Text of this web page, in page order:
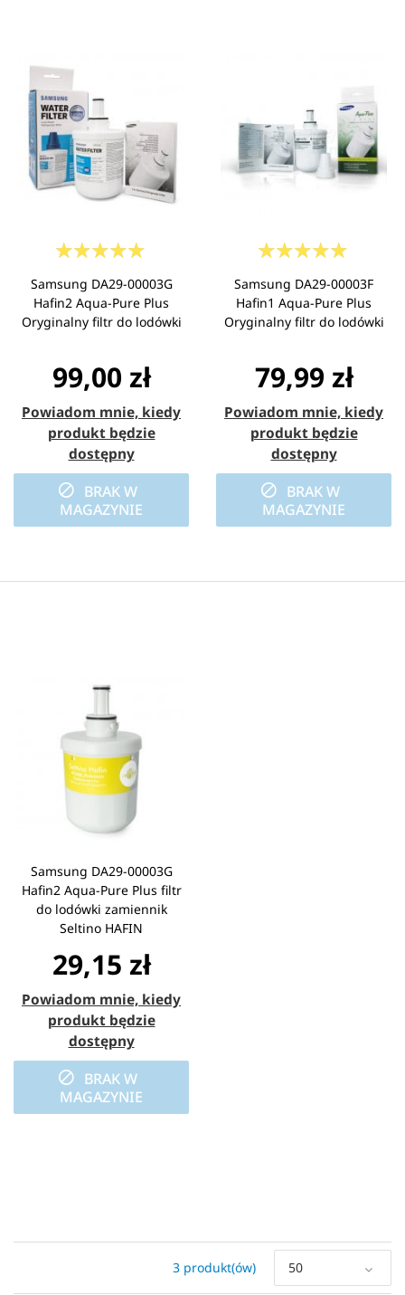
Samsung DA29-00003G
Hafin2 Aqua-Pure Plus
Oryginalny filtr do lodówki
99,00 zł
Powiadom mnie, kiedy
produkt będzie
dostępny
BRAK W
MAGAZYNIE
Samsung DA29-00003F
Hafin1 Aqua-Pure Plus
Oryginalny filtr do lodówki
79,99 zł
Powiadom mnie, kiedy
produkt będzie
dostępny
BRAK W
MAGAZYNIE
Samsung DA29-00003G
Hafin2 Aqua-Pure Plus filtr
do lodówki zamiennik
Seltino HAFIN
29,15 zł
Powiadom mnie, kiedy
produkt będzie
dostępny
BRAK W
MAGAZYNIE
3 produkt(ów) 50